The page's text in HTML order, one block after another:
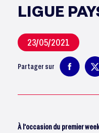
LIGUE
23/05/2021
Partager sur
À l’occasion du premier